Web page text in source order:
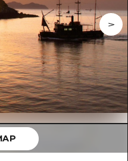
官方向導